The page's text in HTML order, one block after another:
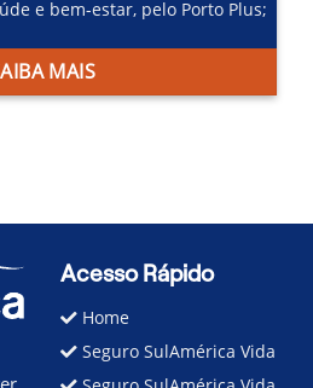
e bem-estar, pelo Porto Plus;
MAIS
Acesso Rápido
Home
Seguro SulAmérica Vida